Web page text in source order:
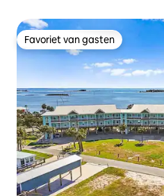
Favoriet van gasten
Favoriet van gasten